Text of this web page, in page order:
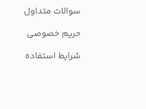
سوالات متداول
حریم خصوصی
شرایط استفاده